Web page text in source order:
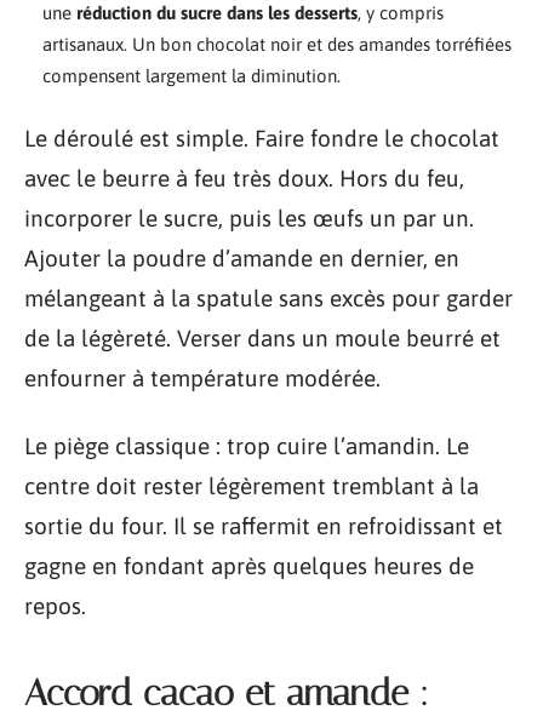
une réduction du sucre dans les desserts, y compris
artisanaux. Un bon chocolat noir et des amandes torréfiées
compensent largement la diminution.
Le déroulé est simple. Faire fondre le chocolat
avec le beurre à feu très doux. Hors du feu,
incorporer le sucre, puis les œufs un par un.
Ajouter la poudre d’amande en dernier, en
mélangeant à la spatule sans excès pour garder
de la légèreté. Verser dans un moule beurré et
enfourner à température modérée.
Le piège classique : trop cuire l’amandin. Le
centre doit rester légèrement tremblant à la
sortie du four. Il se raffermit en refroidissant et
gagne en fondant après quelques heures de
repos.
Accord cacao et amande :